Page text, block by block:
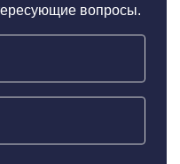
вопросы.